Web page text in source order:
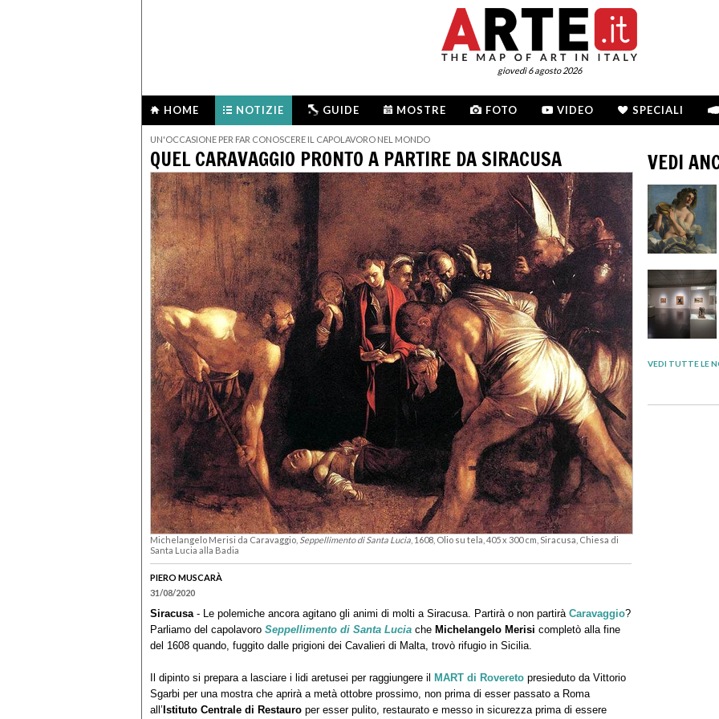
giovedì 6 agosto 2026
HOME NOTIZIE GUIDE MOSTRE FOTO VIDEO SPECIALI
UN'OCCASIONE PER FAR CONOSCERE IL CAPOLAVORO NEL MONDO
QUEL CARAVAGGIO PRONTO A PARTIRE DA SIRACUSA
Michelangelo Merisi da Caravaggio, Seppellimento di Santa Lucia , 1608, Olio su tela, 405 x 300 cm, Siracusa, Chiesa di
Santa Lucia alla Badia
PIERO MUSCARÀ
31/08/2020
Siracusa- Le polemiche ancora agitano gli animi di molti a Siracusa. Partirà o non partirà Caravaggio?
Parliamo del capolavoro Seppellimento di Santa Lucia che Michelangelo Merisi completò alla fine
del 1608 quando, fuggito dalle prigioni dei Cavalieri di Malta, trovò rifugio in Sicilia.
Il dipinto si prepara a lasciare i lidi aretusei per raggiungere il MART di Rovereto presieduto da Vittorio
Sgarbi per una mostra che aprirà a metà ottobre prossimo, non prima di esser passato a Roma
all’ Istituto Centrale di Restauro per esser pulito, restaurato e messo in sicurezza prima di essere
VEDI
VEDI TUTTE LE